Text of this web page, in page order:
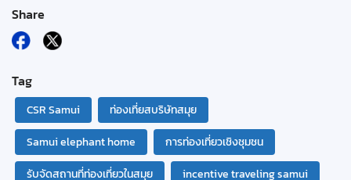
Share
Tag
CSR Samui
ท่องเที่ยสบริษัทสมุย
Samui elephant home
การท่องเที่ยวเชิงชุมชน
รับจัดสถานที่ท่องเที่ยวในสมุย
incentive traveling samui